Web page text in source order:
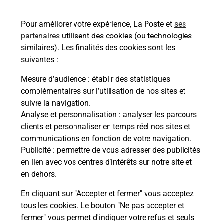
Pour améliorer votre expérience, La Poste et ses
partenaires utilisent des cookies (ou technologies
similaires). Les finalités des cookies sont les
suivantes :
Mesure d’audience : établir des statistiques
complémentaires sur l’utilisation de nos sites et
suivre la navigation.
Analyse et personnalisation : analyser les parcours
clients et personnaliser en temps réel nos sites et
communications en fonction de votre navigation.
Publicité : permettre de vous adresser des publicités
en lien avec vos centres d’intérêts sur notre site et
en dehors.
En cliquant sur "Accepter et fermer" vous acceptez
tous les cookies. Le bouton "Ne pas accepter et
fermer" vous permet d'indiquer votre refus et seuls
En savoir plus
Malin !
La Poste
en ligne
Ouvert 24h/24
En savoir plus